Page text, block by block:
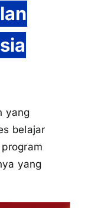
yang
belajar
yang